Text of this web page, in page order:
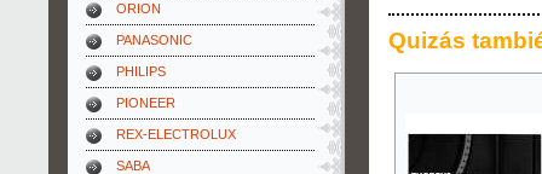
ORION
PANASONIC
PHILIPS
PIONEER
REX-ELECTROLUX
SABA
Quizás